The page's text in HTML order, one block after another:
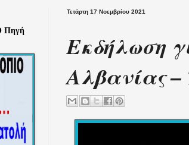
Τετάρτη 17 Νοεμβρίου 2021
Εκδήλωση
Αλβανίας
Πηγή